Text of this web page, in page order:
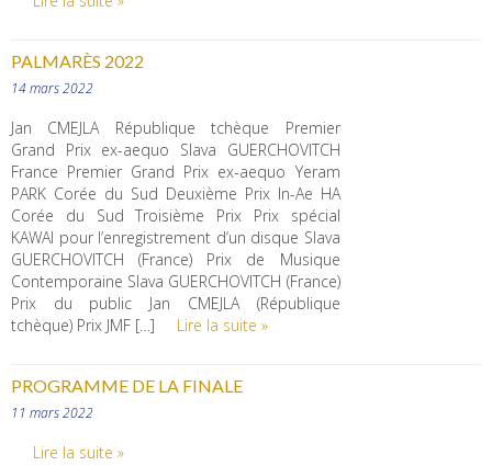
PALMARÈS 2022
14 mars 2022
Jan CMEJLA République tchèque Premier
Grand Prix ex-aequo Slava GUERCHOVITCH
France Premier Grand Prix ex-aequo Yeram
PARK Corée du Sud Deuxième Prix In-Ae HA
Corée du Sud Troisième Prix Prix spécial
KAWAI pour l’enregistrement d’un disque Slava
GUERCHOVITCH (France) Prix de Musique
Contemporaine Slava GUERCHOVITCH (France)
Prix du public Jan CMEJLA (République
tchèque) Prix JMF […]
Lire la suite »
PROGRAMME DE LA FINALE
11 mars 2022
Lire la suite »